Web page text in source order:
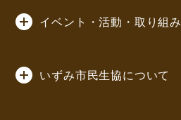
イベント・活動・取り組み
いずみ市民生協について